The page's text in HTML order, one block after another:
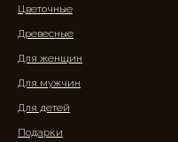
Цветочные
Древесные
Для женщин
Для мужчин
Для детей
Подарки